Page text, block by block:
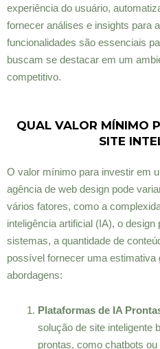
experiência do usuário,
fornecer análises e insights para
funcionalidades são essenciais
buscam se destacar em um
competitivo.
QUAL VALOR MÍNIMO
SITE
O valor mínimo para investir em
agência de web design pode
vários fatores, como a
inteligência artificial (IA), o
sistemas, a quantidade de
possível fornecer uma
abordagens:
Plataformas de IA
solução de site inteligente
prontas, como chatbots